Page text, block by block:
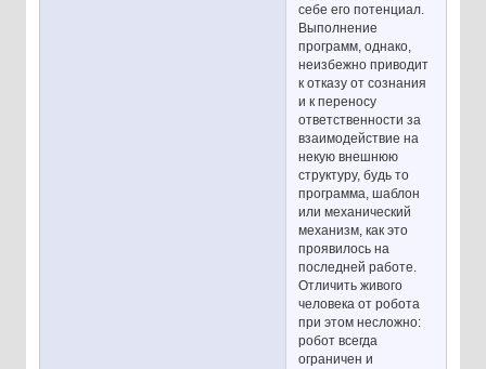
себе его потенциал.
Выполнение
программ, однако,
неизбежно приводит
к отказу от сознания
и к переносу
ответственности за
взаимодействие на
некую внешнюю
структуру, будь то
программа, шаблон
или механический
механизм, как это
проявилось на
последней работе.
Отличить живого
человека от робота
при этом несложно:
робот всегда
ограничен и